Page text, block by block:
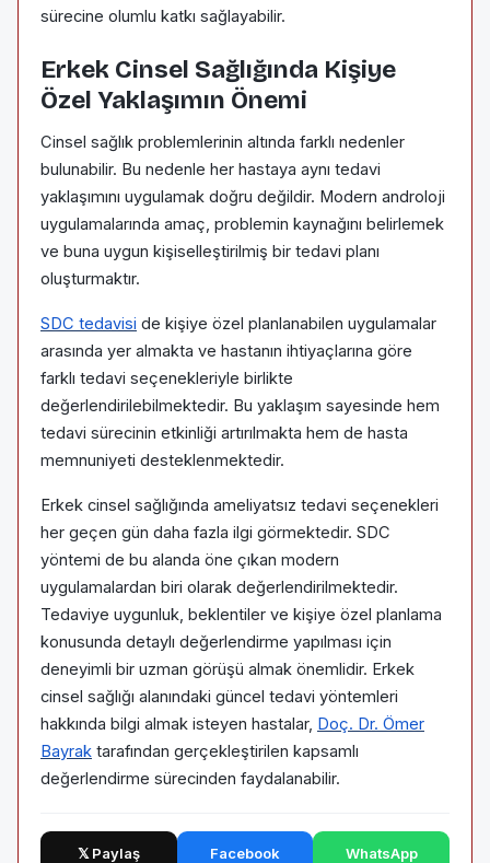
sürecine olumlu katkı sağlayabilir.
Erkek Cinsel Sağlığında Kişiye
Özel Yaklaşımın Önemi
Cinsel sağlık problemlerinin altında farklı nedenler
bulunabilir. Bu nedenle her hastaya aynı tedavi
yaklaşımını uygulamak doğru değildir. Modern androloji
uygulamalarında amaç, problemin kaynağını belirlemek
ve buna uygun kişiselleştirilmiş bir tedavi planı
oluşturmaktır.
SDC tedavisi de kişiye özel planlanabilen uygulamalar
arasında yer almakta ve hastanın ihtiyaçlarına göre
farklı tedavi seçenekleriyle birlikte
değerlendirilebilmektedir. Bu yaklaşım sayesinde hem
tedavi sürecinin etkinliği artırılmakta hem de hasta
memnuniyeti desteklenmektedir.
Erkek cinsel sağlığında ameliyatsız tedavi seçenekleri
her geçen gün daha fazla ilgi görmektedir. SDC
yöntemi de bu alanda öne çıkan modern
uygulamalardan biri olarak değerlendirilmektedir.
Tedaviye uygunluk, beklentiler ve kişiye özel planlama
konusunda detaylı değerlendirme yapılması için
deneyimli bir uzman görüşü almak önemlidir. Erkek
cinsel sağlığı alanındaki güncel tedavi yöntemleri
hakkında bilgi almak isteyen hastalar, Doç. Dr. Ömer
Bayrak tarafından gerçekleştirilen kapsamlı
değerlendirme sürecinden faydalanabilir.
𝕏 Paylaş Facebook WhatsApp